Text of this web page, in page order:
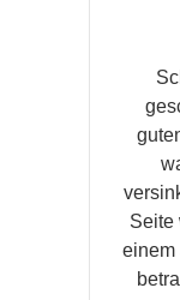
Seite
einem